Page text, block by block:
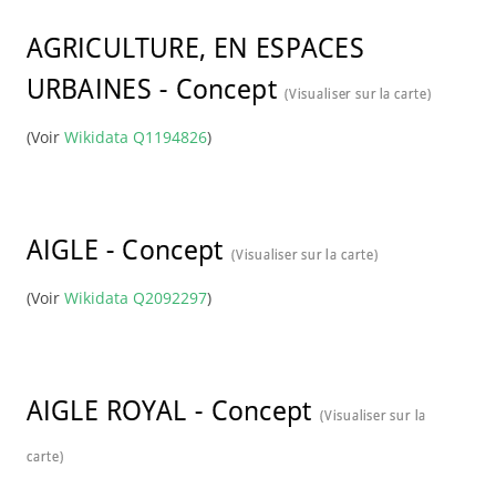
AGRICULTURE, EN ESPACES
URBAINES - Concept (Visualiser sur la carte)
(Voir Wikidata Q1194826)
AIGLE - Concept (Visualiser sur la carte)
(Voir Wikidata Q2092297)
AIGLE ROYAL - Concept (Visualiser sur la
carte)